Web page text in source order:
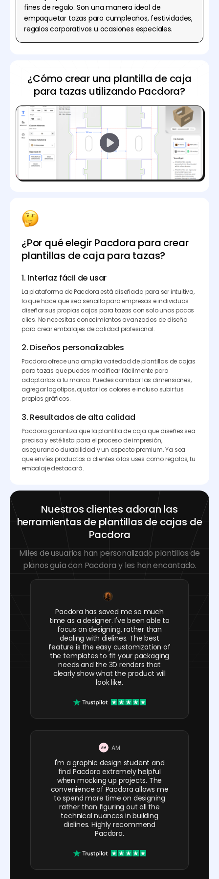
fines de regalo. Son una manera ideal de
empaquetar tazas para cumpleaños, festividades,
regalos corporativos u ocasiones especiales.
¿Cómo crear una plantilla de caja
para tazas utilizando Pacdora?
¿Por qué elegir Pacdora para crear
plantillas de caja para tazas?
1. Interfaz fácil de usar
La plataforma de Pacdora está diseñada para ser intuitiva,
lo que hace que sea sencillo para empresas e individuos
diseñar sus propias cajas para tazas con solo unos pocos
clics. No necesitas conocimientos avanzados de diseño
para crear embalajes de calidad profesional.
2. Diseños personalizables
Pacdora ofrece una amplia variedad de plantillas de cajas
para tazas que puedes modificar fácilmente para
adaptarlas a tu marca. Puedes cambiar las dimensiones,
agregar logotipos, ajustar los colores e incluso subir tus
propios gráficos.
3. Resultados de alta calidad
Pacdora garantiza que la plantilla de caja que diseñes sea
precisa y esté lista para el proceso de impresión,
asegurando durabilidad y un aspecto premium. Ya sea
que envíes productos a clientes o los uses como regalos, tu
embalaje destacará.
Nuestros clientes adoran las
herramientas de plantillas de cajas de
Pacdora
Miles de usuarios han personalizado plantillas de
planos guía con Pacdora y les han encantado.
Pacdora has saved me so much
time as a designer. I've been able to
focus on designing, rather than
dealing with dielines. The best
feature is the easy customization of
the templates to fit your packaging
needs and the 3D renders that
clearly show what the product will
look like.
AM
I'm a graphic design student and
find Pacdora extremely helpful
when mocking up projects. The
convenience of Pacdora allows me
to spend more time on designing
rather than figuring out all the
technical nuances in building
dielines. Highly recommend
Pacdora.